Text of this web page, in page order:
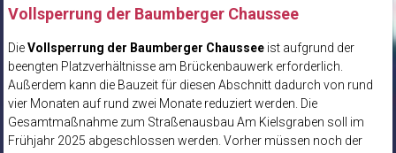
Vollsperrung der Baumberger Chaussee
DieVollsperrung der Baumberger Chausseeist aufgrund der
beengten Platzverhältnisse am Brückenbauwerk erforderlich.
Außerdem kann die Bauzeit für diesen Abschnitt dadurch von rund
vier Monaten auf rund zwei Monate reduziert werden. Die
Gesamtmaßnahme zum Straßenausbau Am Kielsgraben soll im
Frühjahr 2025 abgeschlossen werden. Vorher müssen noch der